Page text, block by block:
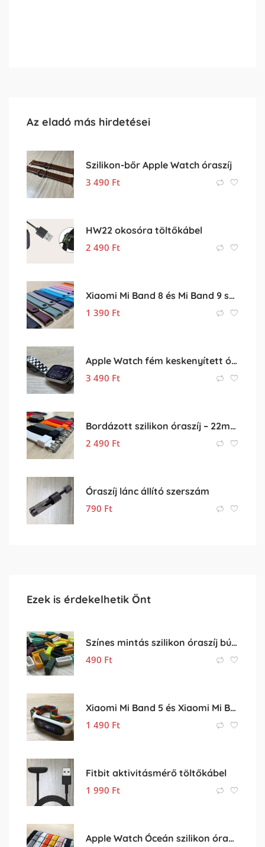
Az eladó más hirdetései
Szilikon-bőr Apple Watch óraszíj
3 490 Ft
HW22 okosóra töltőkábel
2 490 Ft
Xiaomi Mi Band 8 és Mi Band 9 színes szilikon pótszíj eladó
1 390 Ft
Apple Watch fém keskenyített óraszíj
3 490 Ft
Bordázott szilikon óraszíj – 22mm
2 490 Ft
Óraszíj lánc állító szerszám
790 Ft
Ezek is érdekelhetik Önt
Színes mintás szilikon óraszíj bújtató – 20mm óraszíjhoz
490 Ft
Xiaomi Mi Band 5 és Xiaomi Mi Band 6 gumis pótszíj (színes)
1 490 Ft
Fitbit aktivitásmérő töltőkábel
1 990 Ft
Apple Watch Óceán szilikon óraszíj